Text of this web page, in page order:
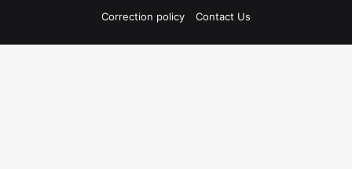
Correction policy
Contact Us